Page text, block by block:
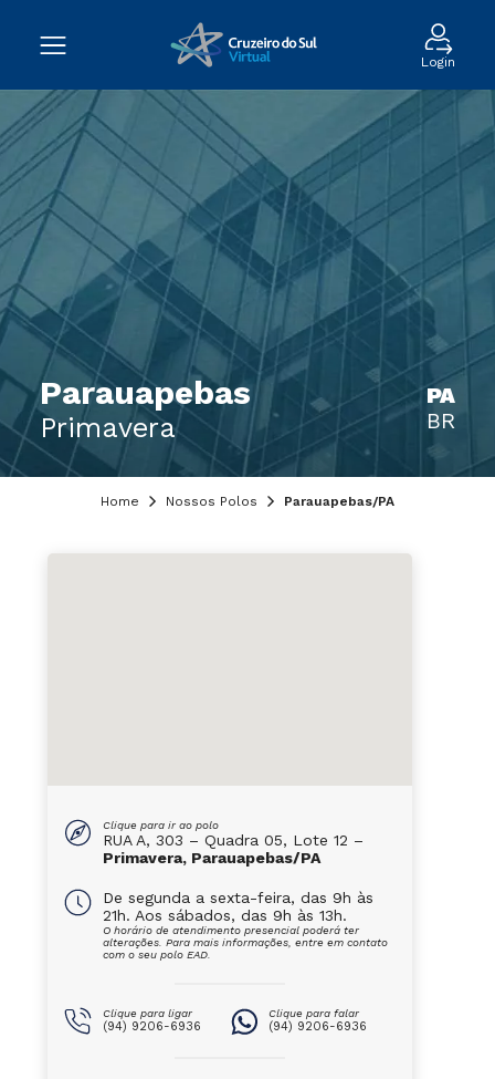
Login
Parauapebas
Primavera
PA
BR
Home Nossos Polos Parauapebas/PA
Clique para ir ao polo
RUA A, 303 – Quadra 05, Lote 12 –
Primavera, Parauapebas/PA
De segunda a sexta-feira, das 9h às
21h. Aos sábados, das 9h às 13h.
O horário de atendimento presencial poderá ter
alterações. Para mais informações, entre em contato
com o seu polo EAD.
Clique para ligar
(94) 9206-6936
Clique para falar
(94) 9206-6936